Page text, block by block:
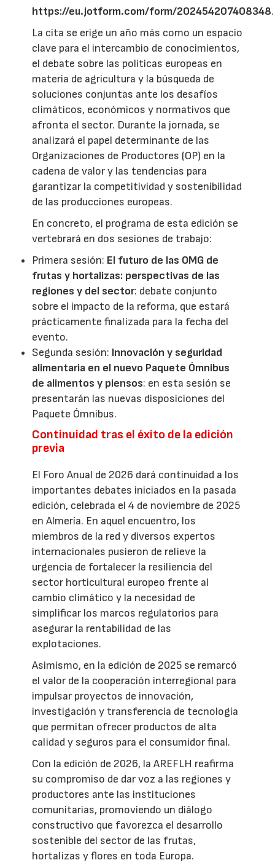
https://eu.jotform.com/form/202454207408348.
La cita se erige un año más como un espacio
clave para el intercambio de conocimientos,
el debate sobre las políticas europeas en
materia de agricultura y la búsqueda de
soluciones conjuntas ante los desafíos
climáticos, económicos y normativos que
afronta el sector. Durante la jornada, se
analizará el papel determinante de las
Organizaciones de Productores (OP) en la
cadena de valor y las tendencias para
garantizar la competitividad y sostenibilidad
de las producciones europeas.
En concreto, el programa de esta edición se
vertebrará en dos sesiones de trabajo:
Primera sesión: El futuro de las OMG de
frutas y hortalizas: perspectivas de las
regiones y del sector: debate conjunto
sobre el impacto de la reforma, que estará
prácticamente finalizada para la fecha del
evento.
Segunda sesión: Innovación y seguridad
alimentaria en el nuevo Paquete Ómnibus
de alimentos y piensos: en esta sesión se
presentarán las nuevas disposiciones del
Paquete Ómnibus.
Continuidad tras el éxito de la edición
previa
El Foro Anual de 2026 dará continuidad a los
importantes debates iniciados en la pasada
edición, celebrada el 4 de noviembre de 2025
en Almería. En aquel encuentro, los
miembros de la red y diversos expertos
internacionales pusieron de relieve la
urgencia de fortalecer la resiliencia del
sector horticultural europeo frente al
cambio climático y la necesidad de
simplificar los marcos regulatorios para
asegurar la rentabilidad de las
explotaciones.
Asimismo, en la edición de 2025 se remarcó
el valor de la cooperación interregional para
impulsar proyectos de innovación,
investigación y transferencia de tecnología
que permitan ofrecer productos de alta
calidad y seguros para el consumidor final.
Con la edición de 2026, la AREFLH reafirma
su compromiso de dar voz a las regiones y
productores ante las instituciones
comunitarias, promoviendo un diálogo
constructivo que favorezca el desarrollo
sostenible del sector de las frutas,
hortalizas y flores en toda Europa.